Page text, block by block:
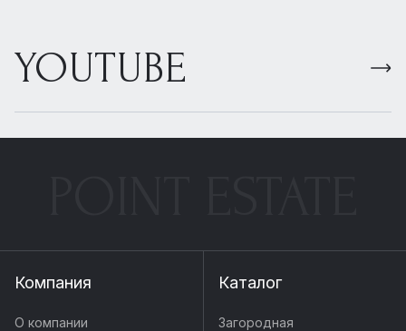
YOUTUBE
Компания
О компании
Каталог
Загородная